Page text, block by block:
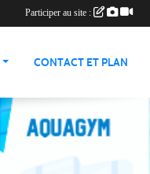
CONTACT ET PLAN
Participer au site :